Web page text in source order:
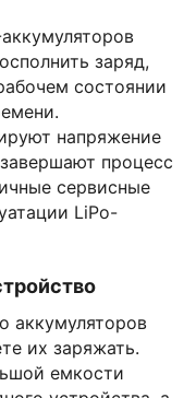
заряд,
состоянии
напряжение
процесс
сервисные
LiPo-
аккумуляторов
их заряжать.
емкости